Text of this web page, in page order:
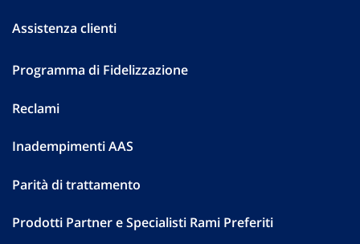
Assistenza clienti
Programma di Fidelizzazione
Reclami
Inadempimenti AAS
Parità di trattamento
Prodotti Partner e Specialisti Rami Preferiti